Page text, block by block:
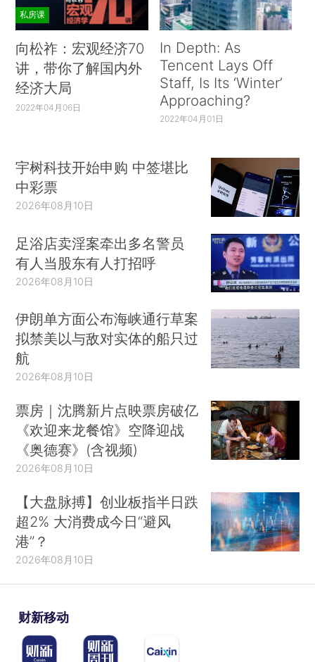
私房课
向松祚：宏观经济70
讲，带你了解国内外
经济大局
2022年04月06日
In Depth: As
Tencent Lays Off
Staff, Is Its ‘Winter’
Approaching?
2022年04月01日
宇树科技开始申购 中签堪比
中彩票
2026年08月10日
足浴店卖淫案牵出多名警员
有人当股东有人打招呼
2026年08月10日
伊朗单方面公布海峡通行草案
拟禁美以与敌对实体的船只过
航
2026年08月10日
票房｜沈腾新片点映票房破亿
《欢迎来龙餐馆》空降迎战
《奥德赛》(含视频)
2026年08月10日
【大盘脉搏】创业板指半日跌
超2% 大消费成今日“避风
港”？
2026年08月10日
财新移动